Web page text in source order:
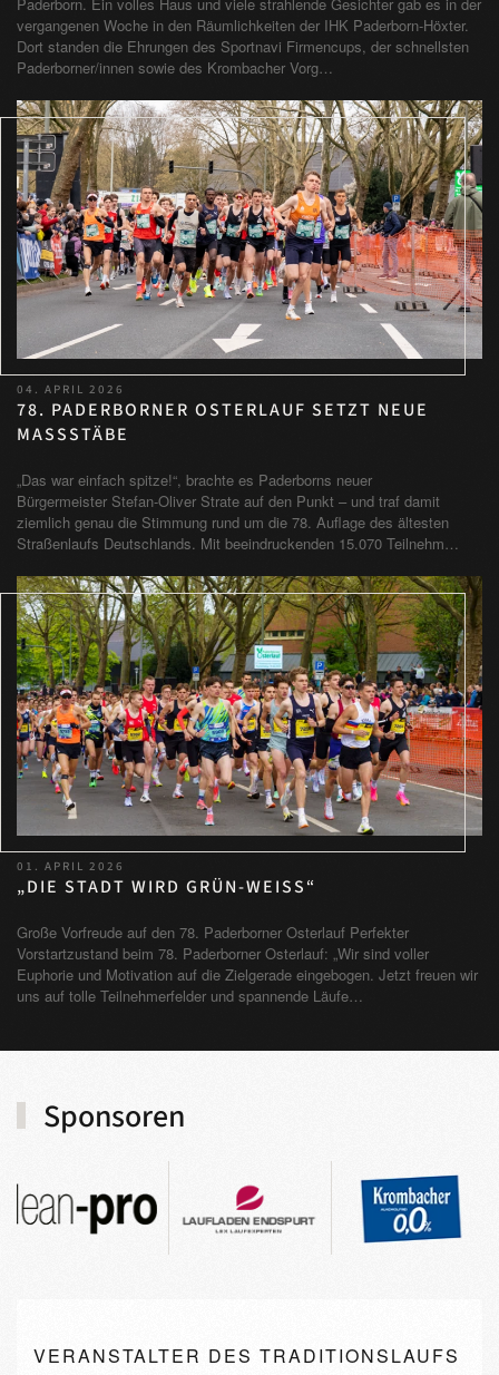
vergangenen Woche in den Räumlichkeiten der IHK Paderborn-Höxter.
Dort standen die Ehrungen des Sportnavi Firmencups, der schnellsten
Paderborner/innen sowie des Krombacher Vorg…
04. APRIL 2026
78. PADERBORNER OSTERLAUF SETZT NEUE
MASSSTÄBE
„Das war einfach spitze!“, brachte es Paderborns neuer
Bürgermeister Stefan-Oliver Strate auf den Punkt – und traf damit
ziemlich genau die Stimmung rund um die 78. Auflage des ältesten
Straßenlaufs Deutschlands. Mit beeindruckenden 15.070 Teilnehm…
01. APRIL 2026
„DIE STADT WIRD GRÜN-WEISS“
Große Vorfreude auf den 78. Paderborner Osterlauf Perfekter
Vorstartzustand beim 78. Paderborner Osterlauf: „Wir sind voller
Euphorie und Motivation auf die Zielgerade eingebogen. Jetzt freuen wir
uns auf tolle Teilnehmerfelder und spannende Läufe…
Sponsoren
VERANSTALTER DES TRADITIONSLAUFS